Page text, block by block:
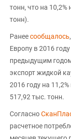
тонн, что на
тонн).
Ранеесообщалось
Европу в 2016
предыдущим
экспорт жидкой
2016 году на
517,92 тыс. тонн.
Согласно
расчетное